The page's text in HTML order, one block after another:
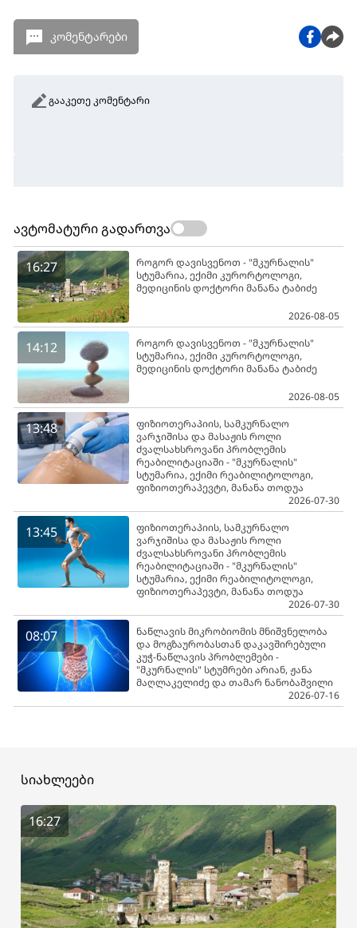
კომენტარები
გააკეთე კომენტარი
ავტომატური გადართვა
16:27
როგორ დავისვენოთ - "მკურნალის"
სტუმარია, ექიმი კურორტოლოგი,
მედიცინის დოქტორი მანანა ტაბიძე
2026-08-05
14:12
როგორ დავისვენოთ - "მკურნალის"
სტუმარია, ექიმი კურორტოლოგი,
მედიცინის დოქტორი მანანა ტაბიძე
2026-08-05
13:48
ფიზიოთერაპიის, სამკურნალო
ვარჯიშისა და მასაჟის როლი
ძვალსახსროვანი პრობლემის
რეაბილიტაციაში - "მკურნალის"
სტუმარია, ექიმი რეაბილიტოლოგი,
ფიზიოთერაპევტი, მანანა თოდუა
2026-07-30
13:45
ფიზიოთერაპიის, სამკურნალო
ვარჯიშისა და მასაჟის როლი
ძვალსახსროვანი პრობლემის
რეაბილიტაციაში - "მკურნალის"
სტუმარია, ექიმი რეაბილიტოლოგი,
ფიზიოთერაპევტი, მანანა თოდუა
2026-07-30
08:07
ნაწლავის მიკრობიომის მნიშვნელობა
და მოგზაურობასთან დაკავშირებული
კუჭ-ნაწლავის პრობლემები -
"მკურნალის" სტუმრები არიან, ჟანა
მაღლაკელიძე და თამარ ნანობაშვილი
2026-07-16
სიახლეები
16:27